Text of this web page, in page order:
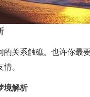
的关系触礁。也许你最
。
境解析